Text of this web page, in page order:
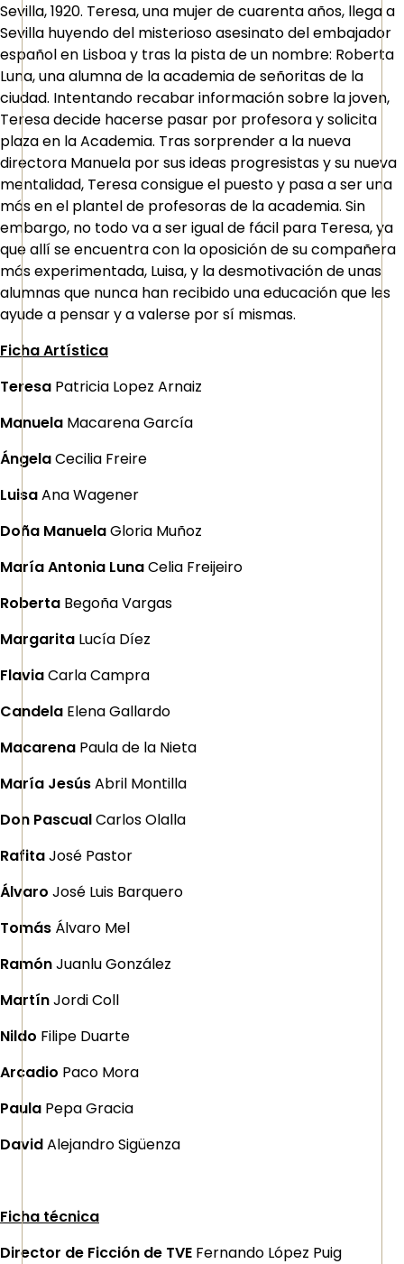
Sevilla, 1920. Teresa, una mujer de cuarenta años, llega a
Sevilla huyendo del misterioso asesinato del embajador
español en Lisboa y tras la pista de un nombre: Roberta
Luna, una alumna de la academia de señoritas de la
ciudad. Intentando recabar información sobre la joven,
Teresa decide hacerse pasar por profesora y solicita
plaza en la Academia. Tras sorprender a la nueva
directora Manuela por sus ideas progresistas y su nueva
mentalidad, Teresa consigue el puesto y pasa a ser una
más en el plantel de profesoras de la academia. Sin
embargo, no todo va a ser igual de fácil para Teresa, ya
que allí se encuentra con la oposición de su compañera
más experimentada, Luisa, y la desmotivación de unas
alumnas que nunca han recibido una educación que les
ayude a pensar y a valerse por sí mismas.
Ficha Artística
Teresa Patricia Lopez Arnaiz
Manuela Macarena García
ÁngelaCecilia Freire
LuisaAna Wagener
Doña ManuelaGloria Muñoz
María Antonia LunaCelia Freijeiro
Roberta Begoña Vargas
Margarita Lucía Díez
FlaviaCarla Campra
Candela Elena Gallardo
Macarena Paula de la Nieta
María JesúsAbril Montilla
Don PascualCarlos Olalla
RafitaJosé Pastor
Álvaro José Luis Barquero
Tomás Álvaro Mel
RamónJuanlu González
MartínJordi Coll
Nildo Filipe Duarte
Arcadio Paco Mora
Paula Pepa Gracia
DavidAlejandro Sigüenza
Ficha técnica
Director de Ficción de TVE Fernando López Puig